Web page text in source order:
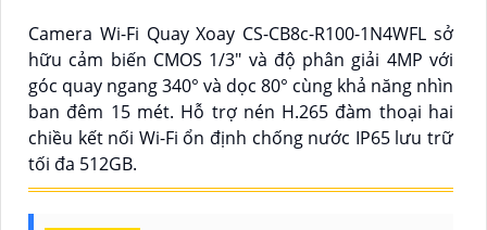
Camera Wi-Fi Quay Xoay CS-CB8c-R100-1N4WFL sở
hữu cảm biến CMOS 1/3" và độ phân giải 4MP với
góc quay ngang 340° và dọc 80° cùng khả năng nhìn
ban đêm 15 mét. Hỗ trợ nén H.265 đàm thoại hai
chiều kết nối Wi-Fi ổn định chống nước IP65 lưu trữ
tối đa 512GB.